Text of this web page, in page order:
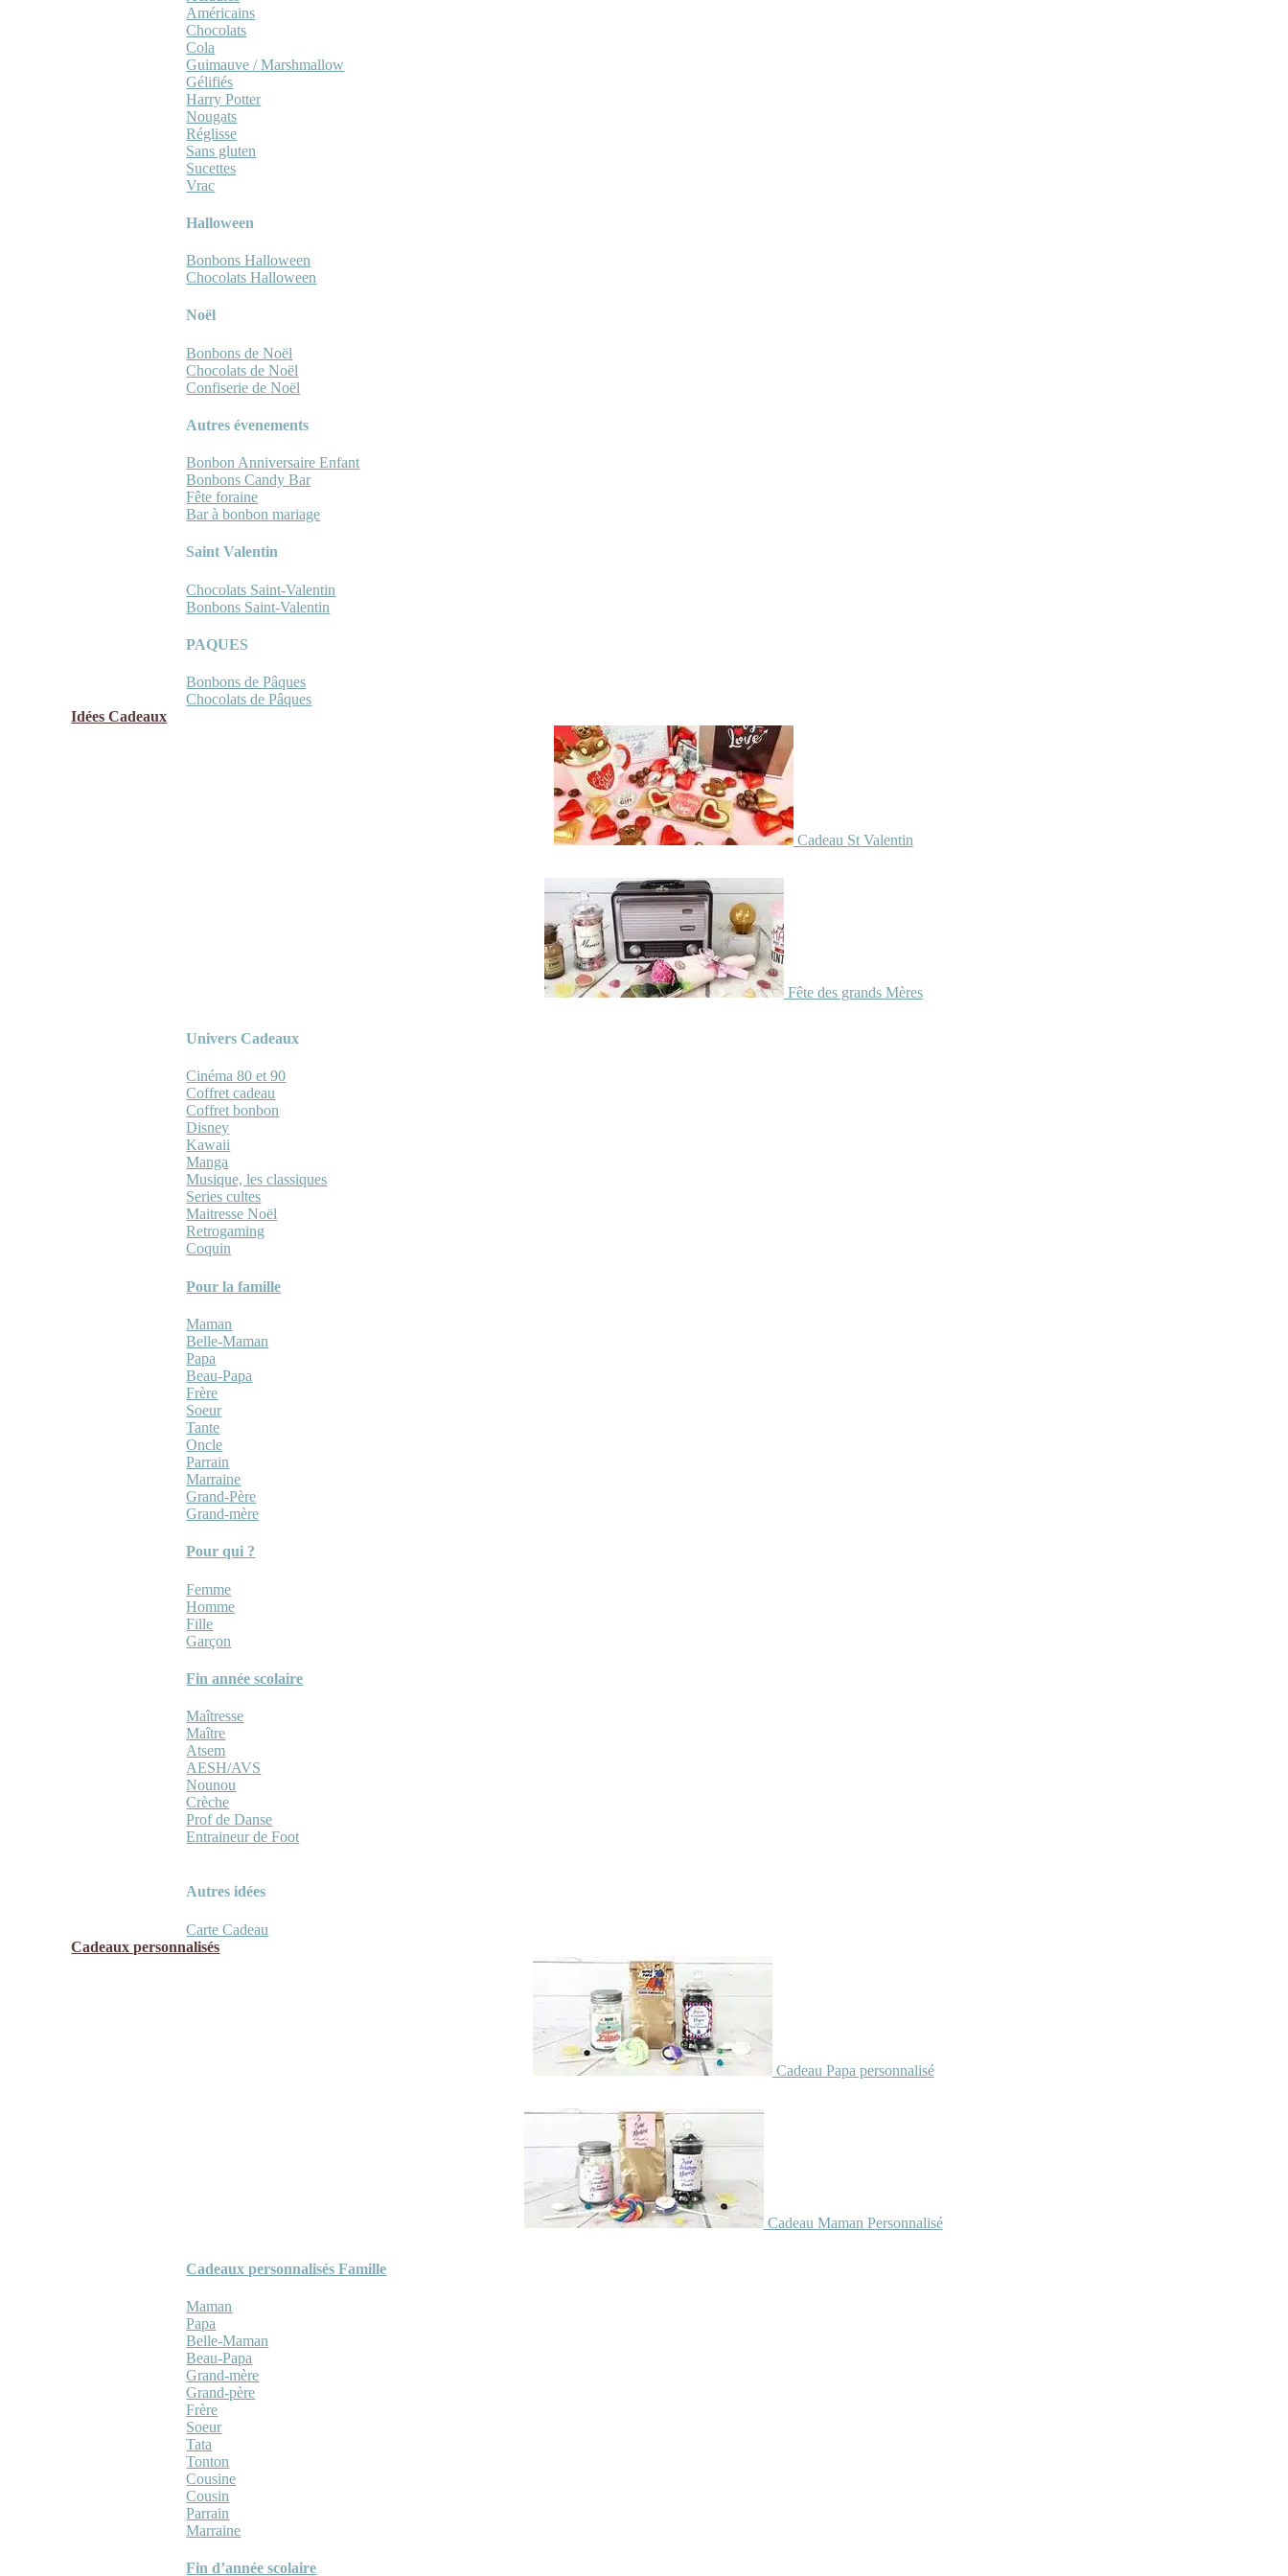
Américains
Chocolats
Cola
Guimauve / Marshmallow
Gélifiés
Harry Potter
Nougats
Réglisse
Sans gluten
Sucettes
Vrac
Halloween
Bonbons Halloween
Chocolats Halloween
Noël
Bonbons de Noël
Chocolats de Noël
Confiserie de Noël
Autres évenements
Bonbon Anniversaire Enfant
Bonbons Candy Bar
Fête foraine
Bar à bonbon mariage
Saint Valentin
Chocolats Saint-Valentin
Bonbons Saint-Valentin
PAQUES
Bonbons de Pâques
Chocolats de Pâques
Idées Cadeaux
Cadeau St Valentin
Fête des grands Mères
Univers Cadeaux
Cinéma 80 et 90
Coffret cadeau
Coffret bonbon
Disney
Kawaii
Manga
Musique, les classiques
Series cultes
Maitresse Noël
Retrogaming
Coquin
Pour la famille
Maman
Belle-Maman
Papa
Beau-Papa
Frère
Soeur
Tante
Oncle
Parrain
Marraine
Grand-Père
Grand-mère
Pour qui ?
Femme
Homme
Fille
Garçon
Fin année scolaire
Maîtresse
Maître
Atsem
AESH/AVS
Nounou
Crèche
Prof de Danse
Entraineur de Foot
Autres idées
Carte Cadeau
Cadeaux personnalisés
Cadeau Papa personnalisé
Cadeau Maman Personnalisé
Cadeaux personnalisés Famille
Maman
Papa
Belle-Maman
Beau-Papa
Grand-mère
Grand-père
Frère
Soeur
Tata
Tonton
Cousine
Cousin
Parrain
Marraine
Fin d’année scolaire